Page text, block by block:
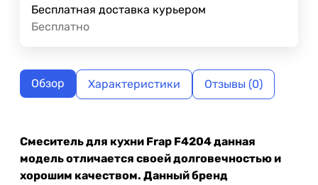
Бесплатная доставка курьером
Бесплатно
Обзор Характеристики Отзывы (0)
Смеситель для кухни Frap F4204 данная
модель отличается своей долговечностью и
хорошим качеством. Данный бренд